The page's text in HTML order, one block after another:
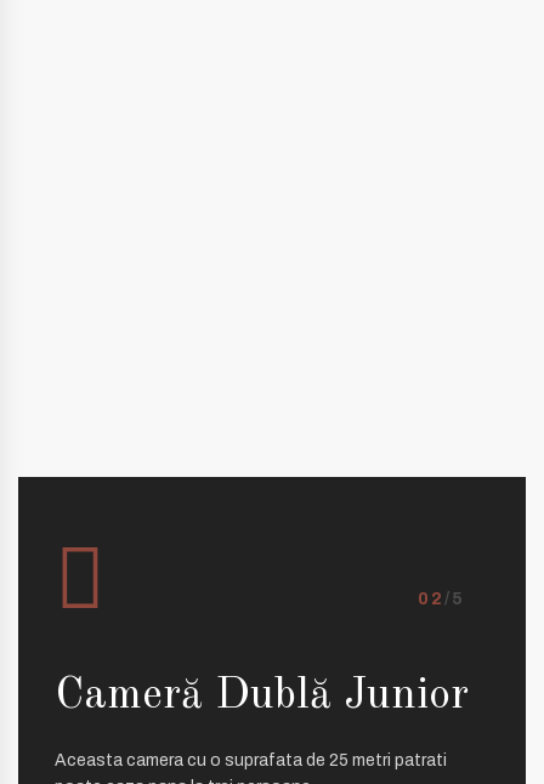
02 /5
Cameră Dublă Junior
Aceasta camera cu o suprafata de 25 metri patrati